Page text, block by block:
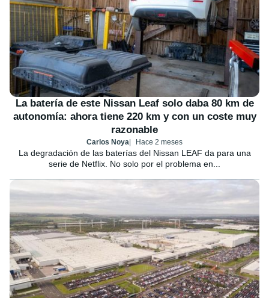
La batería de este Nissan Leaf solo daba 80 km de
autonomía: ahora tiene 220 km y con un coste muy
razonable
Carlos Noya Hace 2 meses
La degradación de las baterías del Nissan LEAF da para una
serie de Netflix. No solo por el problema en...